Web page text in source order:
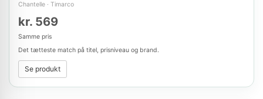
Chantelle · Timarco
kr. 569
Samme pris
Det tætteste match på titel, prisniveau og brand.
Se produkt